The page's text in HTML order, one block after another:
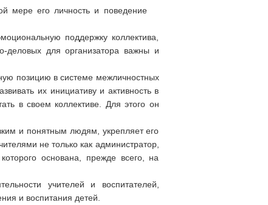
мере его личность и поведение
поддержку коллектива,
деловых для организатора важны и
позицию в системе межличностных
их инициативу и активность в
в своем коллективе. Для этого он
и понятным людям, укрепляет его
не только как администратор,
основана, прежде всего, на
учителей и воспитателей,
и воспитания детей.